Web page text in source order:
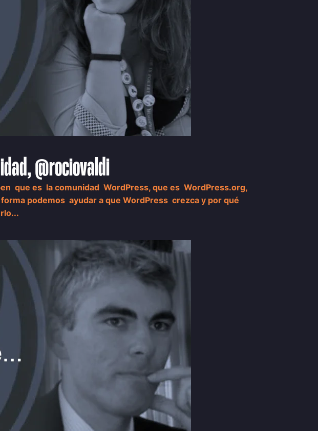
@rociovaldi
que es la comunidad WordPress, que es WordPress.org,
podemos ayudar a que WordPress crezca y por qué